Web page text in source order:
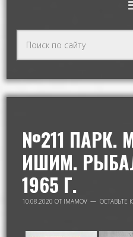
№211 ПАРК.
ИШИМ.
1965 Г.
10.08.2020 ОТ IMAMOV ОСТАВЬТЕ